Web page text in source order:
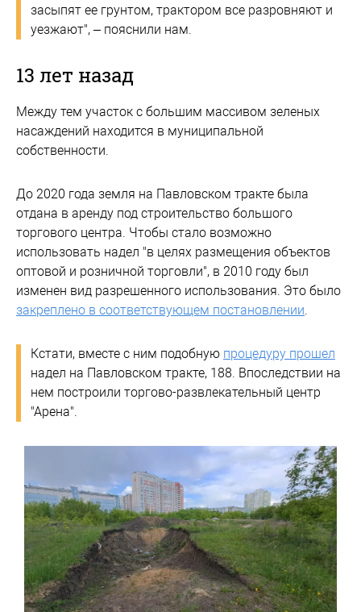
засыпят ее грунтом, трактором все разровняют и
уезжают", – пояснили нам.
13 лет назад
Между тем участок с большим массивом зеленых
насаждений находится в муниципальной
собственности.
До 2020 года земля на Павловском тракте была
отдана в аренду под строительство большого
торгового центра. Чтобы стало возможно
использовать надел "в целях размещения объектов
оптовой и розничной торговли", в 2010 году был
изменен вид разрешенного использования. Это было
закреплено в соответствующем постановлении
Кстати, вместе с ним подобную процедуру прошел
надел на Павловском тракте, 188. Впоследствии на
нем построили торгово-развлекательный центр
"Арена".